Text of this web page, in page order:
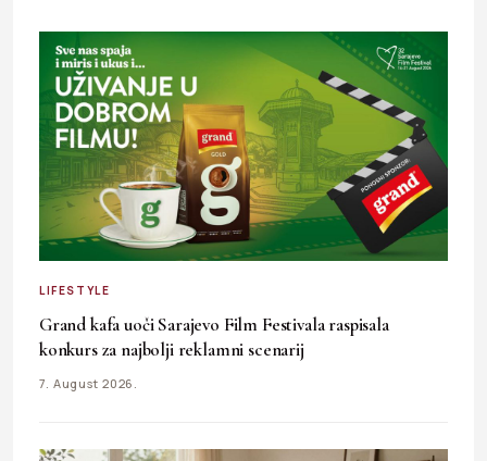
LIFESTYLE
Grand kafa uoči Sarajevo Film Festivala raspisala
konkurs za najbolji reklamni scenarij
7. August 2026.